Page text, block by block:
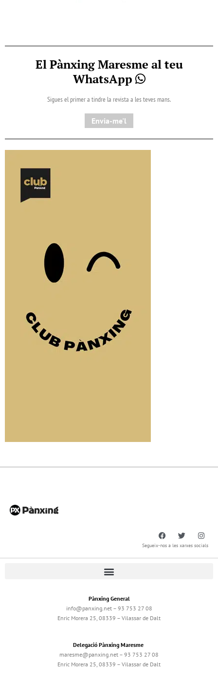
El Pànxing Maresme al teu
WhatsApp
Sigues el primer a tindre la revista a les teves mans.
Envia-me'l
Segueix-nos a les xarxes socials
Pànxing General
info@panxing.net – 93 753 27 08
Enric Morera 25, 08339 – Vilassar de Dalt
Delegació Pànxing Maresme
maresme@panxing.net – 93 753 27 08
Enric Morera 25, 08339 – Vilassar de Dalt